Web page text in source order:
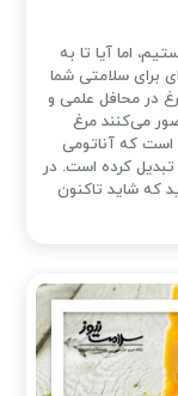
اما آیا تا به
برای سلامتی شما
در محافل علمی و
می‌کنند مرغ
که آناتومی
کرده است. در
که شاید تاکنون